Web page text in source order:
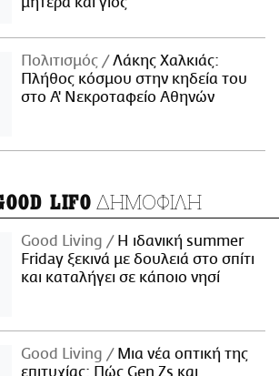
Πολιτισμός
Λάκης Χαλκιάς:
Πλήθος κόσμου στην κηδεία του
στο Α' Νεκροταφείο Αθηνών
LIFO ΔΗΜΟΦΙΛΗ
Good Living
Η ιδανική summer
Friday ξεκινά με δουλειά στο σπίτι
και καταλήγει σε κάποιο νησί
Good Living
Μια νέα οπτική της
επιτυχίας: Πώς Gen Zs και